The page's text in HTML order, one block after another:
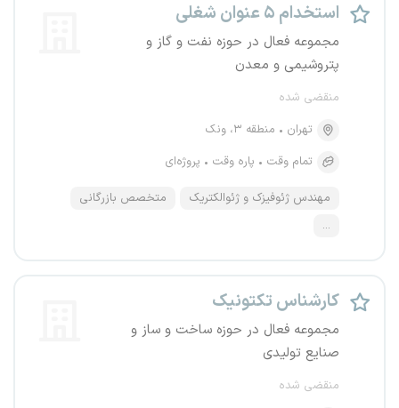
استخدام ۵ عنوان شغلی
مجموعه فعال در حوزه نفت و گاز و
پتروشیمی و معدن
منقضی شده
تهران
منطقه ۳، ونک
تمام وقت
پاره وقت پروژه‌ای
مهندس ژئوفیزک و ژئوالکتریک
متخصص بازرگانی
...
کارشناس تکتونیک
مجموعه فعال در حوزه ساخت و ساز و
صنایع تولیدی
منقضی شده